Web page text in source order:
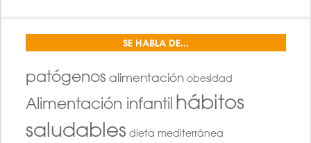
SE HABLA DE...
patógenos alimentación obesidad
Alimentación infantil hábitos
saludables dieta mediterránea